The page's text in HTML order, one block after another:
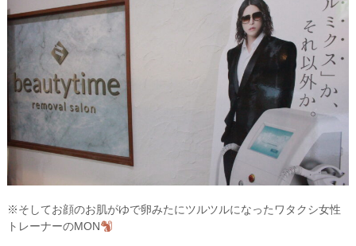
※そしてお顔のお肌がゆで卵みたにツルツルになったワタクシ女性
トレーナーのMON